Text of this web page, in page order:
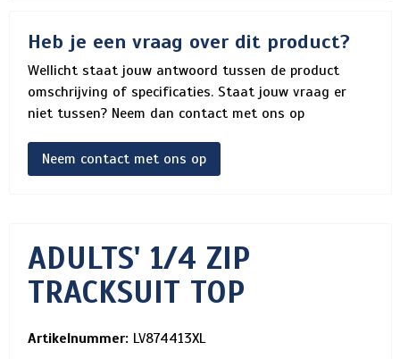
Heb je een vraag over dit product?
Wellicht staat jouw antwoord tussen de product
omschrijving of specificaties. Staat jouw vraag er
niet tussen? Neem dan contact met ons op
Neem contact met ons op
ADULTS' 1/4 ZIP
TRACKSUIT TOP
Artikelnummer: LV874413XL